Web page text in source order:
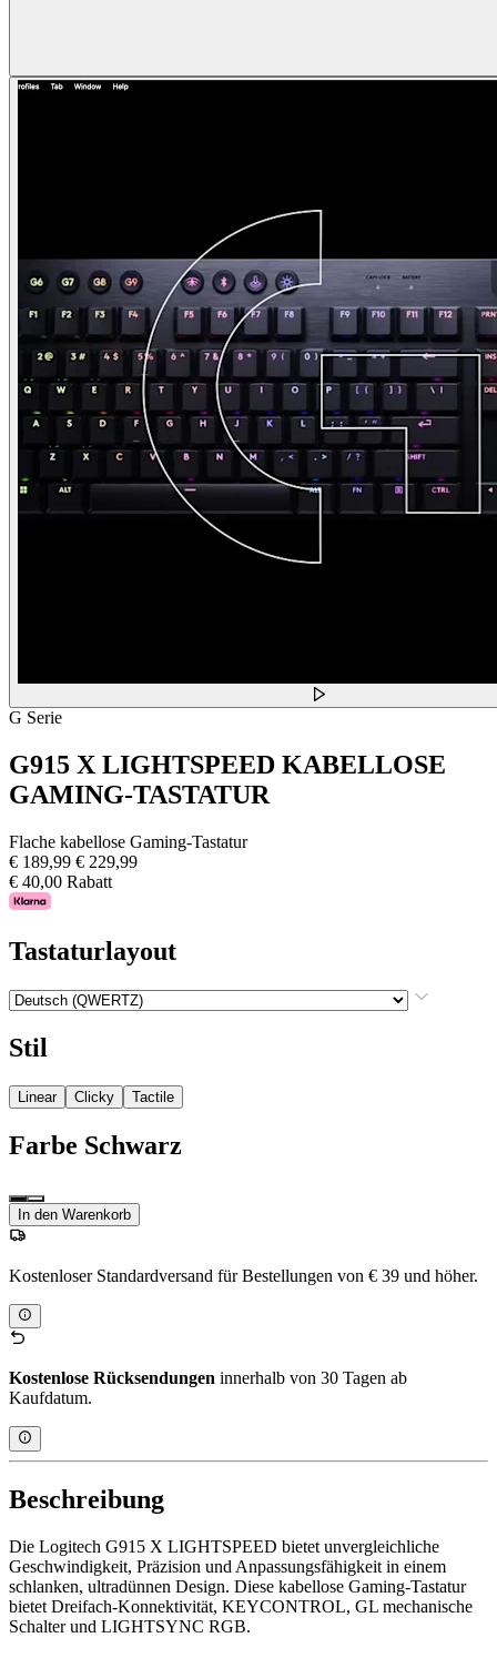
G Serie
G915 X LIGHTSPEED KABELLOSE
GAMING-TASTATUR
Flache kabellose Gaming-Tastatur
€ 189,99 € 229,99
€ 40,00 Rabatt
Tastaturlayout
Stil
Linear Clicky Tactile
Farbe Schwarz
In den Warenkorb
Kostenloser Standardversand für Bestellungen von € 39 und höher.
Kostenlose Rücksendungen innerhalb von 30 Tagen ab
Kaufdatum.
Beschreibung
Die Logitech G915 X LIGHTSPEED bietet unvergleichliche
Geschwindigkeit, Präzision und Anpassungsfähigkeit in einem
schlanken, ultradünnen Design. Diese kabellose Gaming-Tastatur
bietet Dreifach-Konnektivität, KEYCONTROL, GL mechanische
Schalter und LIGHTSYNC RGB.